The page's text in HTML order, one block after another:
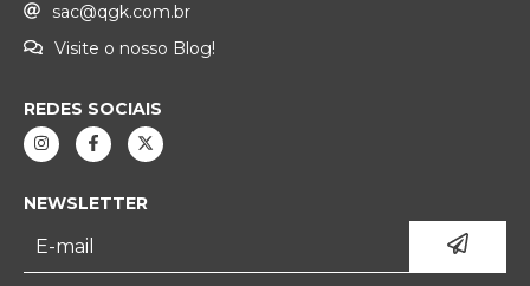
sac@qgk.com.br
Visite o nosso Blog!
REDES SOCIAIS
NEWSLETTER